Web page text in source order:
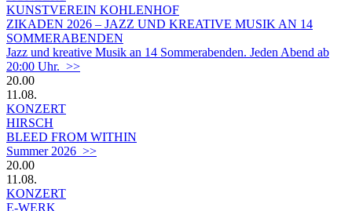
KUNSTVEREIN KOHLENHOF
ZIKADEN 2026 – JAZZ UND KREATIVE MUSIK AN 14
SOMMERABENDEN
Jazz und kreative Musik an 14 Sommerabenden. Jeden Abend ab
20:00 Uhr. >>
20.00
11.08.
KONZERT
HIRSCH
BLEED FROM WITHIN
Summer 2026 >>
20.00
11.08.
KONZERT
E-WERK